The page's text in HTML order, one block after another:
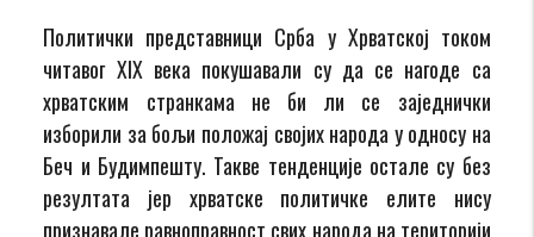
Политички представници Срба у Хрватској током
читавог XIX века покушавали су да се нагоде са
хрватским странкама не би ли се заједнички
изборили за бољи положај својих народа у односу на
Беч и Будимпешту. Такве тенденције остале су без
резултата јер хрватске политичке елите нису
признавале равноправност свих народа на територији